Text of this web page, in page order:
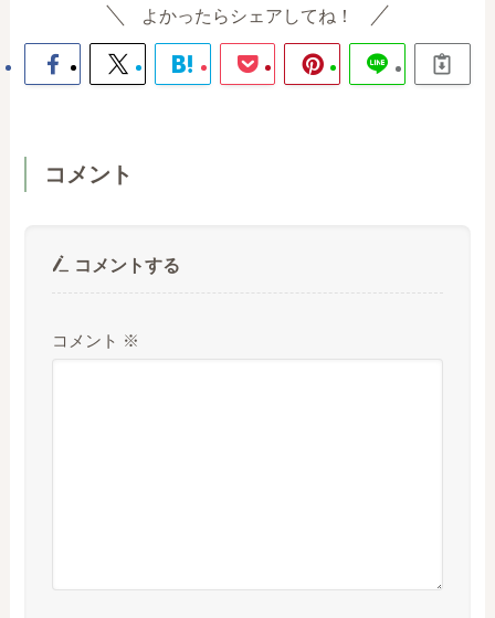
よかったらシェアしてね！
コメント
コメントする
コメント ※